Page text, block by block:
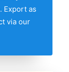
Export as
via our